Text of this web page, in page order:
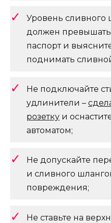
Уровень сливного
должен превышать
паспорт и
поднимать
Не подключайте
удлинители –
розетку и
автоматом;
Не допускайте
и сливного
повреждения;
Не ставьте на